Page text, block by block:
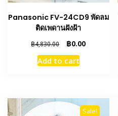
Panasonic FV-24CD9 พัดลม
ติดเพดานฝังฝ้า
฿4,830.00
Original
price
was:
฿0.00Current
Add to cart
Sale!